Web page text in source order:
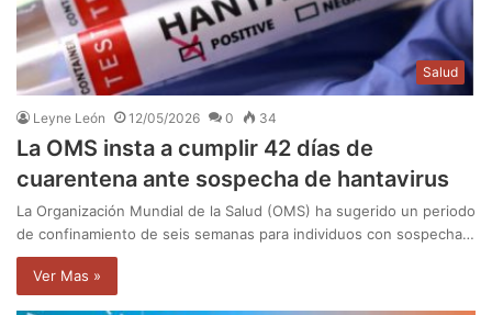
Salud
Leyne León 12/05/2026 0 34
La OMS insta a cumplir 42 días de
cuarentena ante sospecha de hantavirus
La Organización Mundial de la Salud (OMS) ha sugerido un periodo
de confinamiento de seis semanas para individuos con sospecha…
Ver Mas »